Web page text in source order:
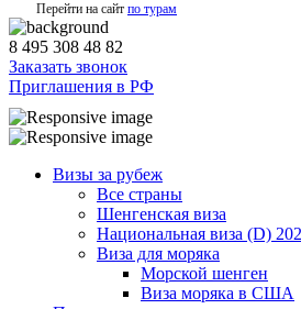
Перейти на сайт по турам
8 495 308 48 82
Заказать звонок
Приглашения в РФ
Визы за рубеж
Все страны
Шенгенская виза
Национальная виза (D)
Виза для моряка
Морской шенген
Виза моряка в США